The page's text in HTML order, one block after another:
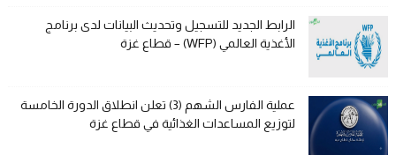
الرابط الجديد للتسجيل وتحديث البيانات لدى برنامج
الأغذية العالمي (WFP) – قطاع غزة
عملية الفارس الشهم (3) تعلن انطلاق الدورة الخامسة
لتوزيع المساعدات الغذائية في قطاع غزة